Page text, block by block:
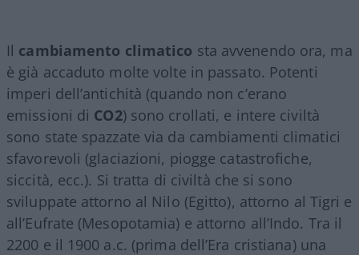
Il cambiamento climatico sta avvenendo ora, ma
è già accaduto molte volte in passato. Potenti
imperi dell’antichità (quando non c’erano
emissioni di CO2) sono crollati, e intere civiltà
sono state spazzate via da cambiamenti climatici
sfavorevoli (glaciazioni, piogge catastrofiche,
siccità, ecc.). Si tratta di civiltà che si sono
sviluppate attorno al Nilo (Egitto), attorno al Tigri e
all’Eufrate (Mesopotamia) e attorno all’Indo. Tra il
2200 e il 1900 a.c. (prima dell’Era cristiana) una